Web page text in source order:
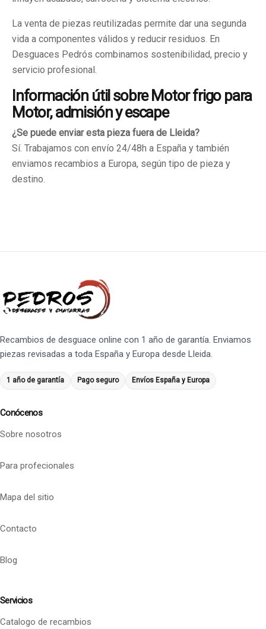
La venta de piezas reutilizadas permite dar una segunda
vida a componentes válidos y reducir residuos. En
Desguaces Pedrós combinamos sostenibilidad, precio y
servicio profesional.
Información útil sobre Motor frigo para
Motor, admisión y escape
¿Se puede enviar esta pieza fuera de Lleida?
Sí. Trabajamos con envío 24/48h a España y también
enviamos recambios a Europa, según tipo de pieza y
destino.
Recambios de desguace online con 1 año de garantía. Enviamos
piezas revisadas a toda España y Europa desde Lleida.
1 año de garantía Pago seguro Envíos España y Europa
Conócenos
Sobre nosotros
Para profecionales
Mapa del sitio
Contacto
Blog
Servicios
Catalogo de recambios